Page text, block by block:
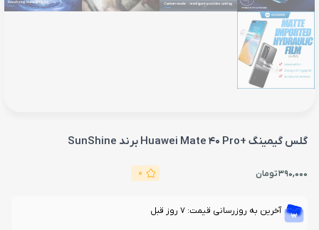
گلس گیمینگ +Huawei Mate 40 Pro برند SunShine
390,000تومان 0
آخرین به روزرسانی قیمت: 7 روز قبل